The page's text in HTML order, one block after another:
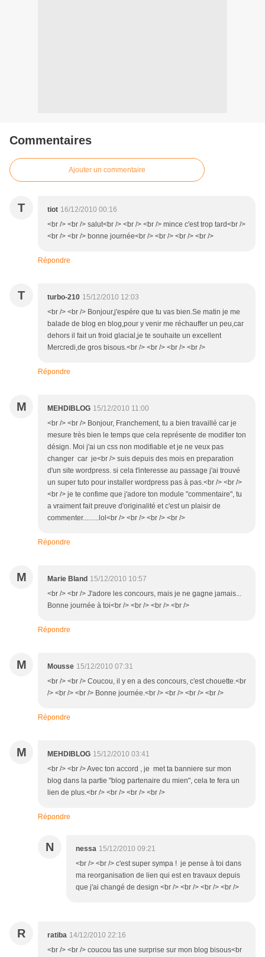
Commentaires
Ajouter un commentaire
T tiot 16/12/2010 00:16
<br /> <br /> salut<br /> <br /> <br /> mince c'est trop tard<br />
<br /> <br /> bonne journée<br /> <br /> <br /> <br />
Répondre
T turbo-210 15/12/2010 12:03
<br /> <br /> Bonjour,j'espére que tu vas bien.Se matin je me
balade de blog en blog,pour y venir me réchauffer un peu,car
dehors il fait un froid glacial,je te souhaite un excellent
Mercredi,de gros bisous.<br /> <br /> <br /> <br />
Répondre
M MEHDIBLOG 15/12/2010 11:00
<br /> <br /> Bonjour, Franchement, tu a bien travaillé car je
mesure très bien le temps que cela représente de modifier ton
désign. Moi j'ai un css non modifiable et je ne veux pas
changer car je<br /> suis depuis des mois en preparation
d'un site wordpress. si cela t'interesse au passage j'ai trouvé
un super tuto pour installer wordpress pas à pas.<br /> <br />
<br /> je te confime que j'adore ton module "commentaire", tu
a vraiment fait preuve d'originalité et c'est un plaisir de
commenter.........lol<br /> <br /> <br /> <br />
Répondre
M Marie Bland 15/12/2010 10:57
<br /> <br /> J'adore les concours, mais je ne gagne jamais...
Bonne journée à toi<br /> <br /> <br /> <br />
Répondre
M Mousse 15/12/2010 07:31
<br /> <br /> Coucou, il y en a des concours, c'est chouette.<br
/> <br /> <br /> Bonne journée.<br /> <br /> <br /> <br />
Répondre
M MEHDIBLOG 15/12/2010 03:41
<br /> <br /> Avec ton accord , je met ta banniere sur mon
blog dans la partie "blog partenaire du mien", cela te fera un
lien de plus.<br /> <br /> <br /> <br />
Répondre
N nessa 15/12/2010 09:21
<br /> <br /> c'est super sympa ! je pense à toi dans
ma reorganisation de lien qui est en travaux depuis
que j'ai changé de design <br /> <br /> <br /> <br />
R ratiba 14/12/2010 22:16
<br /> <br /> coucou tas une surprise sur mon blog bisous<br